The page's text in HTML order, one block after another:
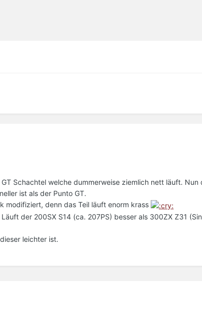
Schachtel welche dummerweise ziemlich nett läuft.
ist als der Punto GT.
modifiziert, denn das Teil läuft enorm krass
der 200SX S14 (ca. 207PS) besser als 300ZX Z31
leichter ist.